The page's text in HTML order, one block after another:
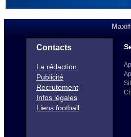
Contacts
La rédaction
Publicité
Recrutement
Infos légales
Liens football